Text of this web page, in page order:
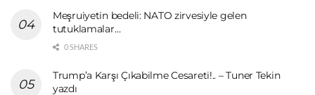
Meşruiyetin bedeli: NATO zirvesiyle gelen
tutuklamalar…
0 SHARES
Trump’a Karşı Çıkabilme Cesareti!.. – Tuner Tekin
yazdı